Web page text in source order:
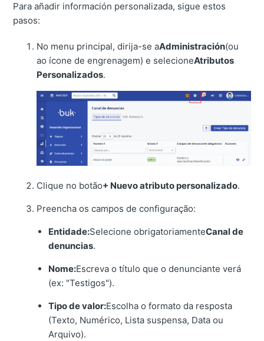
Para añadir información personalizada, sigue estos
pasos:
No menu principal, dirija-se aAdministración(ou
ao ícone de engrenagem) e selecioneAtributos
Personalizados.
Clique no botão+ Nuevo atributo personalizado.
Preencha os campos de configuração:
Entidade:Selecione obrigatoriamenteCanal de
denuncias.
Nome:Escreva o título que o denunciante verá
(ex: "Testigos").
Tipo de valor:Escolha o formato da resposta
(Texto, Numérico, Lista suspensa, Data ou
Arquivo).